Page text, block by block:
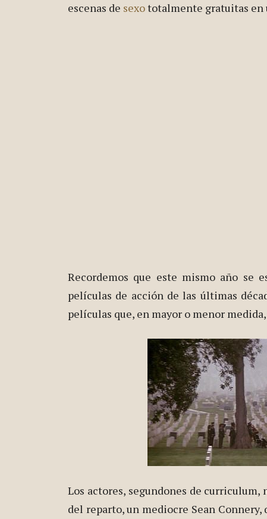
escenas de sexototalmente gratuitas en
Recordemos que este mismo año se
películas de acción de las últimas
películas que, en mayor o menor
Los actores, segundones de
del reparto, un mediocre Sean Connery,